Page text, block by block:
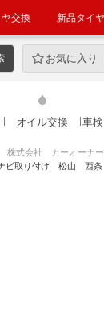
交換 新品タイヤ
お気に入り
オイル交換 車
株式会社 カーオーナ
ビ取り付け 松山